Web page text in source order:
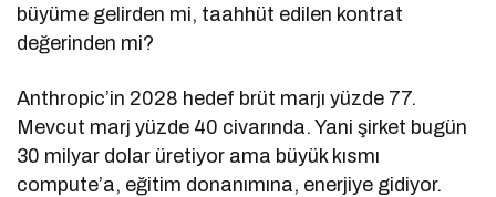
büyüme gelirden mi, taahhüt edilen kontrat
değerinden mi?
Anthropic’in 2028 hedef brüt marjı yüzde 77.
Mevcut marj yüzde 40 civarında. Yani şirket bugün
30 milyar dolar üretiyor ama büyük kısmı
compute’a, eğitim donanımına, enerjiye gidiyor.